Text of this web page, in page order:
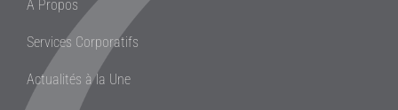
À Propos
Services Corporatifs
Actualités à la Une